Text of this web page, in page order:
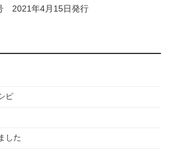
2021年4月15日発行
ピ
した